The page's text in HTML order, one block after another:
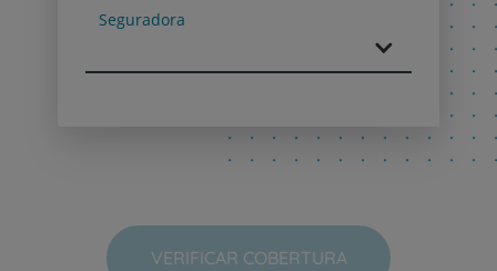
Seguradora
VERIFICAR COBERTURA